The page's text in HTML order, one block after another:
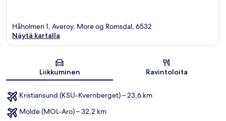
Håholmen 1, Averoy, More og Romsdal, 6532
Näytä kartalla
Liikkuminen Ravintoloita
Kristiansund (KSU-Kvernberget) – 23,6 km
Molde (MOL-Aro) – 32,2 km